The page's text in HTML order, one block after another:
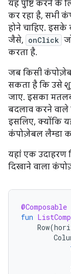
यह पुष्टि करने के
कर रहा है, सभी
होने चाहिए.
जैसे, onClick
करता है.
जब किसी
सकता है कि उसे
जाए. इसका
बदलाव करने वाले
इसलिए, क्योंकि
कंपोज़ेबल लैम्डा
यहां एक उदाहरण
दिखाने वाला
@Composable
fun
Row(